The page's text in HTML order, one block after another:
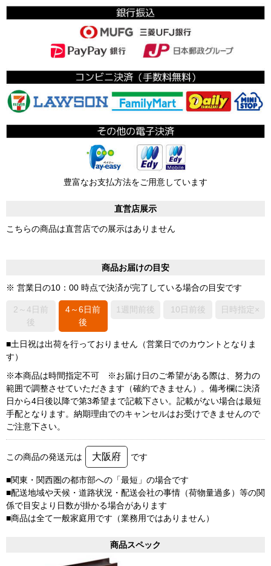
豊富なお支払方法をご用意しています
直営店展示
こちらの商品は直営店での展示はありません
商品お届けの目安
※ 営業日の10：00 時点で決済が完了している場合の目安です
2～4日前
後
4～6日前
後
1週間前後 10日前後 日時指定×
■土日祝は出荷を行っておりません（営業日でのカウントとなりま
す）
※本商品は時間指定不可 ※お届け日のご希望がある際は、努力の
範囲で調整させていただきます（確約できません）。備考欄に決済
日から4日後以降で第3希望まで記載下さい。記載がない場合は最短
手配となります。納期理由でのキャンセルはお受けできませんので
ご注意下さい。
この商品の発送元は 大阪府 です
■関東・関西圏の都市部への「最短」の場合です
■配送地域や天候・道路状況・配送会社の事情（荷物量過多）等の関
係で目安より日数が掛かる場合があります
■商品は全て一般家庭用です（業務用ではありません）
商品スペック